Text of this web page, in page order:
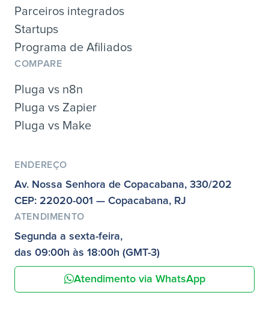
Parceiros integrados
Startups
Programa de Afiliados
COMPARE
Pluga vs n8n
Pluga vs Zapier
Pluga vs Make
ENDEREÇO
Av. Nossa Senhora de Copacabana, 330/202
CEP: 22020-001 — Copacabana, RJ
ATENDIMENTO
Segunda a sexta-feira,
das 09:00h às 18:00h (GMT-3)
Atendimento via WhatsApp